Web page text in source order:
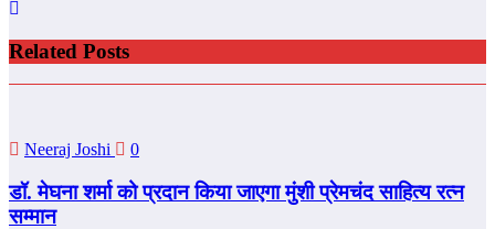
Related Posts
Neeraj Joshi 0
डॉ. मेघना शर्मा को प्रदान किया जाएगा मुंशी प्रेमचंद साहित्य रत्न
सम्‍मान